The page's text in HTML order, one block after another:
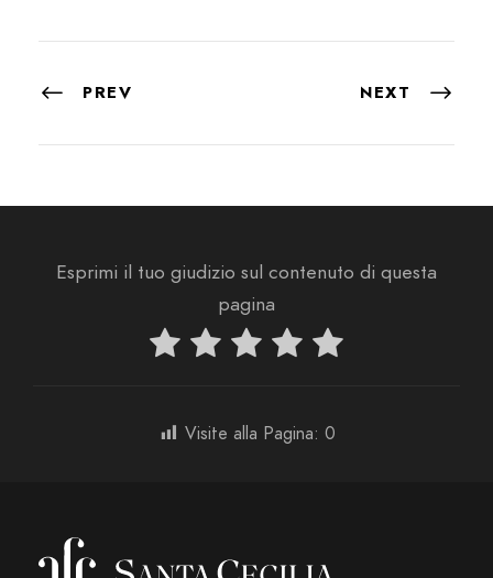
PREV NEXT
Esprimi il tuo giudizio sul contenuto di questa
pagina
Visite alla Pagina: 0